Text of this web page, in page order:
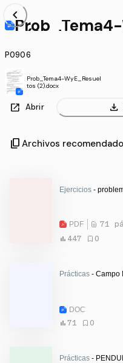
chevron_left
s (2).docx
P0906
Prob_Tema4-WyE_Resuel
tos (2).docx
open_in_new Abrir download
content_copy Archivos
Ejercicios -
PDF
71
447
0
Prácticas - Campo
DOC
71
0
Prácticas -